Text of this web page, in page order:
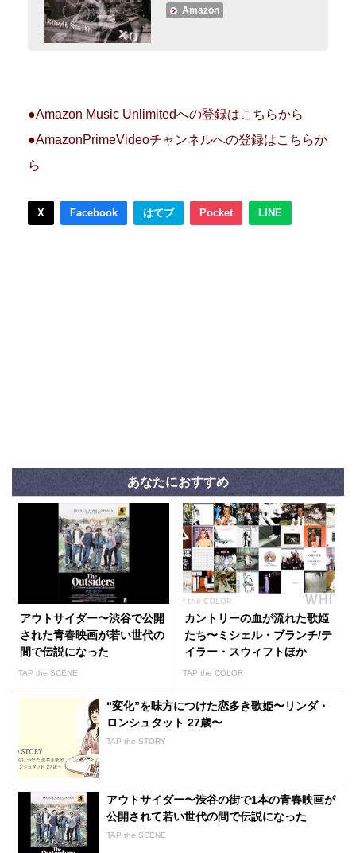
Amazon
●Amazon Music Unlimitedへの登録はこちらから
●AmazonPrimeVideoチャンネルへの登録はこちらか
ら
X Facebook はてブ Pocket LINE
あなたにおすすめ
アウトサイダー〜渋谷で公開
された青春映画が若い世代の
間で伝説になった
TAP the SCENE
カントリーの血が流れた歌姫
たち〜ミシェル・ブランチ/テ
イラー・スウィフトほか
TAP the COLOR
“変化”を味方につけた恋多き歌姫〜リンダ・
ロンシュタット 27歳〜
TAP the STORY
アウトサイダー〜渋谷の街で1本の青春映画が
公開されて若い世代の間で伝説になった
TAP the SCENE